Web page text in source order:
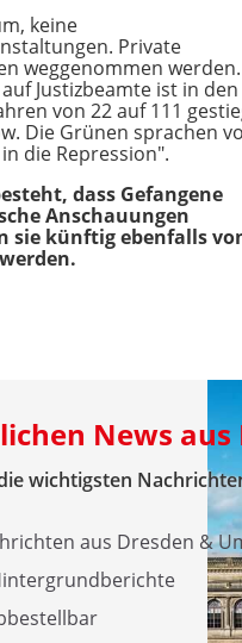
keine
Private
weggenommen
Justizbeamte ist in den
von 22 auf 111
Die Grünen sprachen
die Repression".
dass Gefangene
Anschauungen
sie künftig ebenfalls
News aus
wichtigsten
aus Dresden &